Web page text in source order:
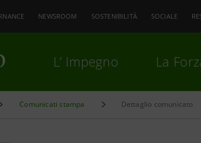
NEWSROOM SOSTENIBILITÀ SOCIALE
L’ Impegno La
Comunicati stampa Dettaglio comunicato